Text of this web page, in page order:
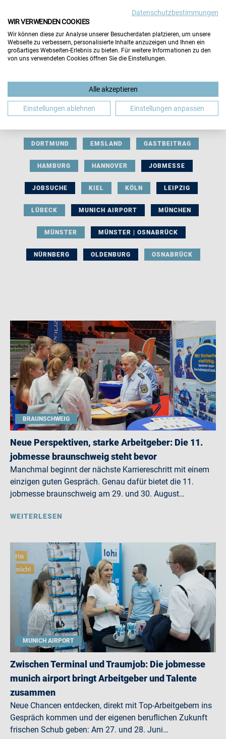
BERUFLICHE ORIENTIERUNG BEWERBUNG
DORTMUND EMSLAND GASTBEITRAG
HAMBURG HANNOVER JOBMESSE
JOBSUCHE KIEL KÖLN LEIPZIG
LÜBECK MUNICH AIRPORT MÜNCHEN
MÜNSTER MÜNSTER | OSNABRÜCK
NÜRNBERG OLDENBURG OSNABRÜCK
BRAUNSCHWEIG
Neue Perspektiven, starke Arbeitgeber: Die 11.
jobmesse braunschweig steht bevor
Manchmal beginnt der nächste Karriereschritt mit einem
einzigen guten Gespräch. Genau dafür bietet die 11.
jobmesse braunschweig am 29. und 30. August…
WEITERLESEN
MUNICH AIRPORT
Zwischen Terminal und Traumjob: Die jobmesse
munich airport bringt Arbeitgeber und Talente
zusammen
Neue Chancen entdecken, direkt mit Top-Arbeitgebern ins
Gespräch kommen und der eigenen beruflichen Zukunft
frischen Schub geben: Am 27. und 28. Juni…
Datenschutzbestimmungen
WIR VERWENDEN COOKIES
Wir können diese zur Analyse unserer Besucherdaten platzieren, um unsere
Webseite zu verbessern, personalisierte Inhalte anzuzeigen und Ihnen ein
großartiges Webseiten-Erlebnis zu bieten. Für weitere Informationen zu den
von uns verwendeten Cookies öffnen Sie die Einstellungen.
Alle akzeptieren
Einstellungen ablehnen Einstellungen anpassen